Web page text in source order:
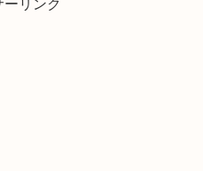
ーリンク